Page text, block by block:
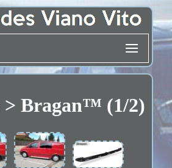
> Bragan™ (1/2)